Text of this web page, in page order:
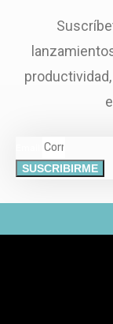
SUSCRIBIRME